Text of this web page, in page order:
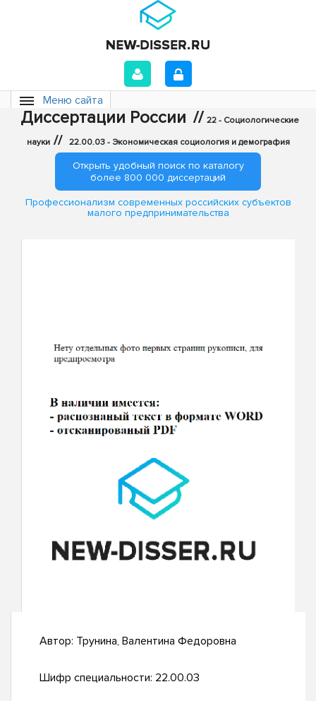
Меню сайта
Диссертации России // 22 - Социологические
науки // 22.00.03 - Экономическая социология и демография
Открыть удобный поиск по каталогу
более 800 000 диссертаций
Профессионализм современных российских субъектов
малого предпринимательства
Автор: Трунина, Валентина Федоровна
Шифр специальности: 22.00.03